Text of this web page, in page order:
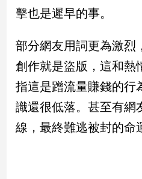
尚
星
生
活
建
擊也是遲早的事。
部分網友用詞更為激烈
創作就是盜版，這和熱
指這是蹭流量賺錢的行
識還很低落。甚至有網
線，最終難逃被封的命